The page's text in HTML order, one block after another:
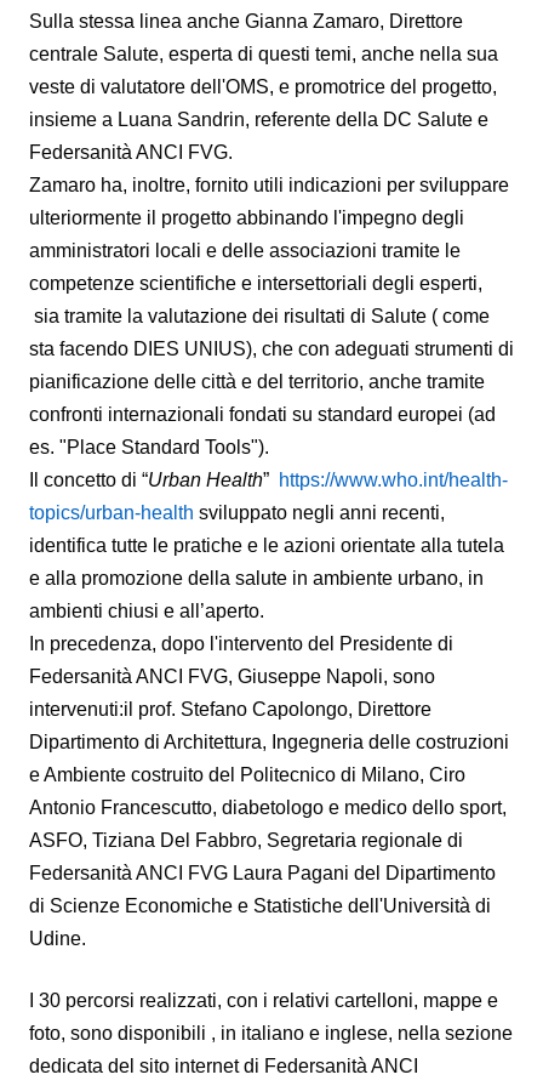
Sulla stessa linea anche Gianna Zamaro, Direttore
centrale Salute, esperta di questi temi, anche nella sua
veste di valutatore dell'OMS, e promotrice del progetto,
insieme a Luana Sandrin, referente della DC Salute e
Federsanità ANCI FVG.
Zamaro ha, inoltre, fornito utili indicazioni per sviluppare
ulteriormente il progetto abbinando l'impegno degli
amministratori locali e delle associazioni tramite le
competenze scientifiche e intersettoriali degli esperti,
sia tramite la valutazione dei risultati di Salute ( come
sta facendo DIES UNIUS), che con adeguati strumenti di
pianificazione delle città e del territorio, anche tramite
confronti internazionali fondati su standard europei (ad
es. "Place Standard Tools").
Il concetto di “Urban Health” https://www.who.int/health-
topics/urban-health sviluppato negli anni recenti,
identifica tutte le pratiche e le azioni orientate alla tutela
e alla promozione della salute in ambiente urbano, in
ambienti chiusi e all’aperto.
In precedenza, dopo l'intervento del Presidente di
Federsanità ANCI FVG, Giuseppe Napoli, sono
intervenuti:il prof. Stefano Capolongo, Direttore
Dipartimento di Architettura, Ingegneria delle costruzioni
e Ambiente costruito del Politecnico di Milano, Ciro
Antonio Francescutto, diabetologo e medico dello sport,
ASFO, Tiziana Del Fabbro, Segretaria regionale di
Federsanità ANCI FVG Laura Pagani del Dipartimento
di Scienze Economiche e Statistiche dell'Università di
Udine.
I 30 percorsi realizzati, con i relativi cartelloni, mappe e
foto, sono disponibili , in italiano e inglese, nella sezione
dedicata del sito internet di Federsanità ANCI